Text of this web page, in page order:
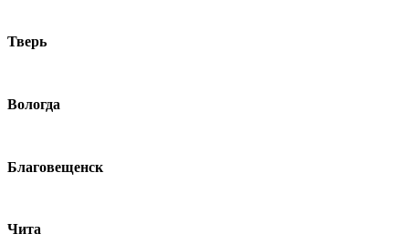
Тверь
Вологда
Благовещенск
Чита